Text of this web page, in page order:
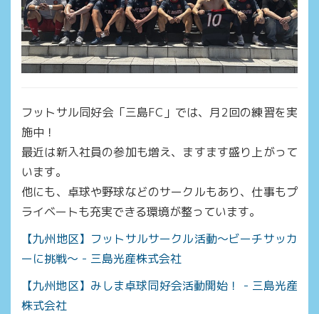
フットサル同好会「三島FC」では、月2回の練習を実
施中！
最近は新入社員の参加も増え、ますます盛り上がって
います。
他にも、卓球や野球などのサークルもあり、仕事もプ
ライベートも充実できる環境が整っています。
【九州地区】フットサルサークル活動～ビーチサッカ
ーに挑戦～ - 三島光産株式会社
【九州地区】みしま卓球同好会活動開始！ - 三島光産
株式会社